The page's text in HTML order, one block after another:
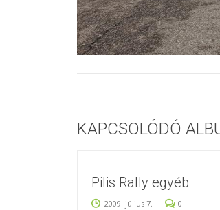
KAPCSOLÓDÓ
Pilis Rally egyéb
2009. július 7. 0